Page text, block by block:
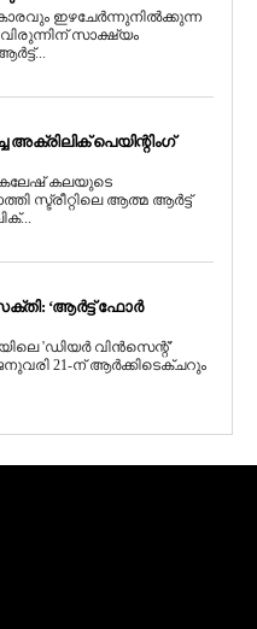
ഇഴചേർന്നുനിൽക്കുന്ന
സാക്ഷ്യം
അക്രിലിക് പെയിന്റിംഗ്
കലേഷ് കലയുടെ
സ്ട്രീറ്റിലെ ആത്മ ആർട്ട്
‘ആർട്ട് ഫോർ
'ഡിയർ വിൻസെന്റ്'
21-ന് ആർക്കിടെക്ചറും